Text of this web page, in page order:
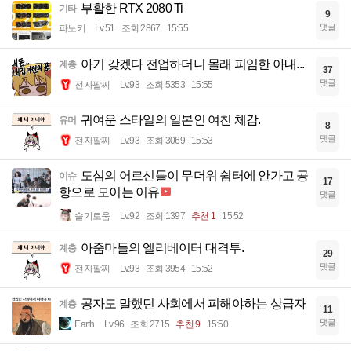
기타 부활한 RTX 2080 Ti
파노키 Lv.51 조회 2867 15:55
9
댓글
계층 아기 갖겠다 전업하더니 몰래 피임한 아내...
전자팔찌 Lv.93 조회 5353 15:55
37
댓글
유머 귀여운 스타일의 일본인 여친 체감.
전자팔찌 Lv.93 조회 3069 15:53
8
댓글
이슈 도심의 어르신들이 무더위 쉼터에 안가고 공
항으로 모이는 이유
슬기로움 Lv.92 조회 1397 추천 1 15:52
17
댓글
계층 아줌마들의 엘리베이터 대격투.
전자팔찌 Lv.93 조회 3954 15:52
29
댓글
계층 공자도 말했던 사회에서 피해야하는 상급자
Earth Lv.96 조회 2715 추천 9 15:50
11
댓글